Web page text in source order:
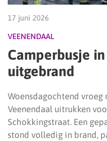
17 juni 2026
VEENENDAAL
Camperbusje
uitgebrand
Woensdagochtend vroeg
Veenendaal uitrukken
Schokkingstraat. Een
stond volledig in brand,